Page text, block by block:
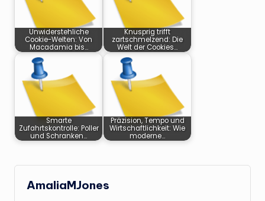
Unwiderstehliche
Cookie-Welten: Von
Macadamia bis…
Knusprig trifft
zartschmelzend: Die
Welt der Cookies…
Smarte
Zufahrtskontrolle: Poller
und Schranken…
Präzision, Tempo und
Wirtschaftlichkeit: Wie
moderne…
AmaliaMJones